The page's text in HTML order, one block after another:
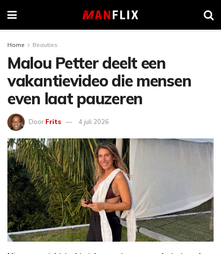
Home Beauties
Malou Petter deelt een
vakantievideo die mensen
even laat pauzeren
Door Frits 4 juli 2026